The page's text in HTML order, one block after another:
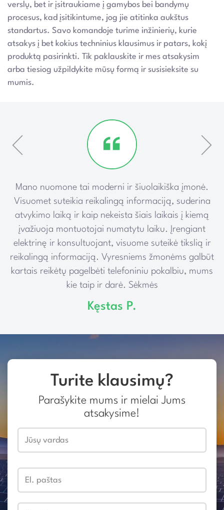
verslų, bet ir įsitraukiame į gamybos bei bandymų
procesus, kad įsitikintume, jog jie atitinka aukštus
standartus. Savo komandoje turime inžinierių, kurie
atsakys į bet kokius techninius klausimus ir patars, kokį
produktą pasirinkti. Tik paklauskite ir mes atsakysim
arba tiesiog užpildykite mūsų formą ir susisieksite su
mumis.
Mano nuomone tai moderni ir šiuolaikiška įmonė.
Visuomet suteikia reikalingą informaciją, suderina
atvykimo laiką ir kaip nekeista šiais laikais į kiemą
įvažiuoja montuotojai numatytu laiku. Įrengiant
elektrinę ir konsultuojant, visuome suteikė tikslią ir
reikalingą informaciją. Vyresniems žmonėms galbūt
kartais reikėtų pagelbėti telefoniniu pokalbiu, mums
kie taip ir darė. Sėkmės
Kęstas P.
Turite klausimų?
Parašykite mums ir mielai Jums
atsakysime!
Jūsų vardas
El. paštas